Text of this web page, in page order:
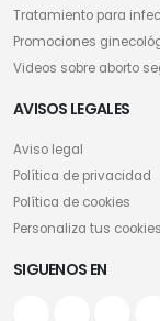
Tratamiento para
Promociones
Videos sobre aborto
AVISOS LEGALES
Aviso legal
Política de privacidad
Política de cookies
Personaliza tus cookies
SIGUENOS EN